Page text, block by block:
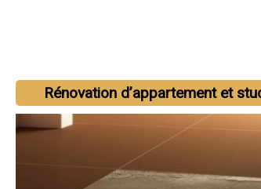
Rénovation d’appartement et